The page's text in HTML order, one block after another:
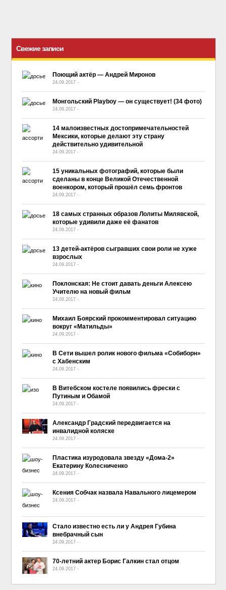
Свежие записи
Поющий актёр — Андрей Миронов
24.09.2017 -
Монгольский Playboy — он существует! (34 фото)
24.09.2017 -
14 малоизвестных достопримечательностей
Мексики, которые делают эту страну
действительно удивительной
24.09.2017 -
15 уникальных фотографий, которые были
сделаны в конце Великой Отечественной
военкором, который прошёл семь фронтов
24.09.2017 -
18 самых странных образов Лолиты Милявской,
которые удивили даже её фанатов
24.09.2017 -
13 детей-актёров сыгравших свои роли не хуже
взрослых
24.09.2017 -
Поклонская: Не стоит давать деньги Алексею
Учителю на новый фильм
24.09.2017 -
Михаил Боярский прокомментировал ситуацию
вокруг «Матильды»
24.09.2017 -
В Сети вышел ролик нового фильма «Собиборн»
с Хабенским
24.09.2017 -
В Витебском костеле появились фрески с
Путиным и Обамой
24.09.2017 -
Александр Градский передвигается на
инвалидной коляске
24.09.2017 -
Пластика изуродовала звезду «Дома-2»
Екатерину Колесниченко
24.09.2017 -
Ксения Собчак назвала Навального лицемером
24.09.2017 -
Стало известно есть ли у Андрея Губина
внебрачный сын
24.09.2017 -
70-летний актер Борис Галкин стал отцом
24.09.2017 -